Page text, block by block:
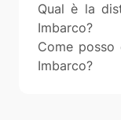
Qual è la
Imbarco?
Come
Imbarco?